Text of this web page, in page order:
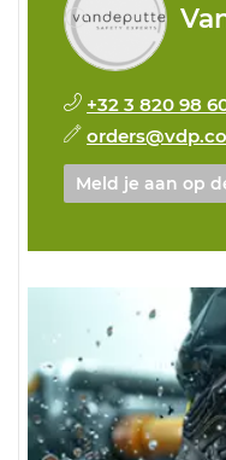
+32 3 820 98
Meld je aan op